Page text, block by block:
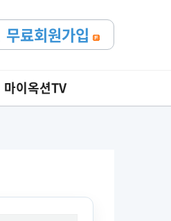
무료회원가입
마이옥션TV